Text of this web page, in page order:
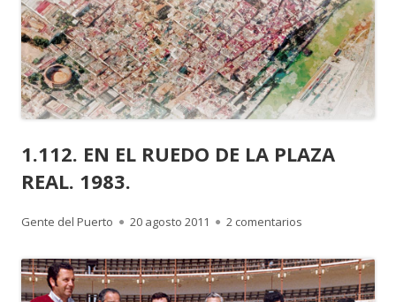
1.112. EN EL RUEDO DE LA PLAZA
REAL. 1983.
Autor
Gente del Puerto
Publicado
20 agosto 2011 2 comentarios